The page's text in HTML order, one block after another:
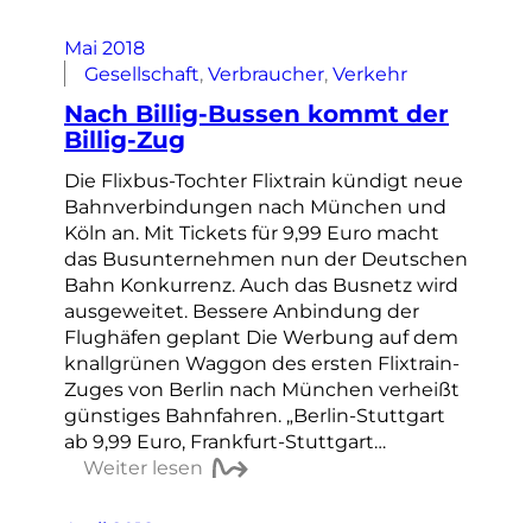
Mai 2018
Gesellschaft, Verbraucher, Verkehr
Nach Billig-Bussen kommt der
Billig-Zug
Die Flixbus-Tochter Flixtrain kündigt neue
Bahnverbindungen nach München und
Köln an. Mit Tickets für 9,99 Euro macht
das Busunternehmen nun der Deutschen
Bahn Konkurrenz. Auch das Busnetz wird
ausgeweitet. Bessere Anbindung der
Flughäfen geplant Die Werbung auf dem
knallgrünen Waggon des ersten Flixtrain-
Zuges von Berlin nach München verheißt
günstiges Bahnfahren. „Berlin-Stuttgart
ab 9,99 Euro, Frankfurt-Stuttgart…
Weiter lesen